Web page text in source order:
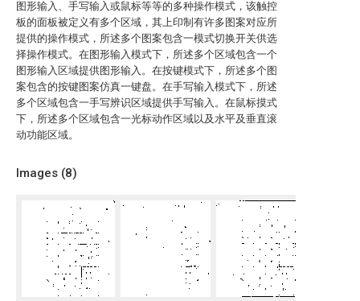
图形输入、手写输入或鼠标等等的多种操作模式，该触控
板的面板被定义有多个区域，其上印制有许多图案对应所
提供的操作模式，所述多个图案包含一模式切换开关供选
择操作模式。在图形输入模式下，所述多个区域包含一个
图形输入区域提供图形输入。在按键模式下，所述多个图
案包含的按键图案仿真一键盘。在手写输入模式下，所述
多个区域包含一手写辨识区域提供手写输入。在鼠标摸式
下，所述多个区域包含一光标动作区域以及水平及垂直滚
动功能区域。
Images (8)